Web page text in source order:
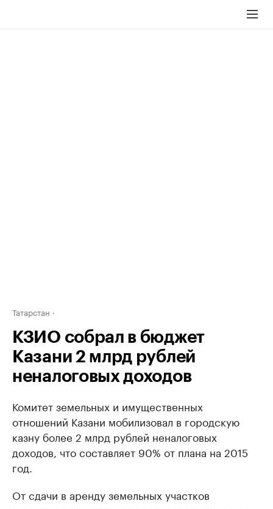
Татарстан
КЗИО собрал в бюджет
Казани 2 млрд рублей
неналоговых доходов
Комитет земельных и имущественных
отношений Казани мобилизовал в городскую
казну более 2 млрд рублей неналоговых
доходов, что составляет 90% от плана на 2015
год.
От сдачи в аренду земельных участков